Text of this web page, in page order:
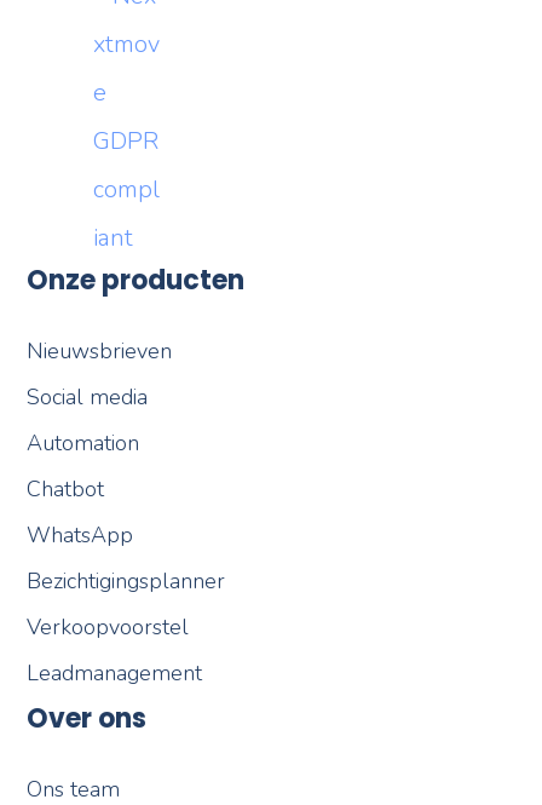
Onze producten
Nieuwsbrieven
Social media
Automation
Chatbot
WhatsApp
Bezichtigingsplanner
Verkoopvoorstel
Leadmanagement
Over ons
Ons team